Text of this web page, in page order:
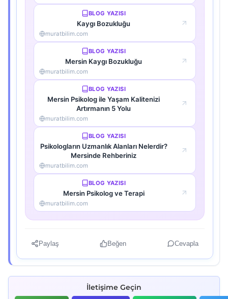
BLOG YAZISI
Kaygı Bozukluğu
muratbilim.com
BLOG YAZISI
Mersin Kaygı Bozukluğu
muratbilim.com
BLOG YAZISI
Mersin Psikolog ile Yaşam Kalitenizi
Artırmanın 5 Yolu
muratbilim.com
BLOG YAZISI
Psikologların Uzmanlık Alanları Nelerdir?
Mersinde Rehberiniz
muratbilim.com
BLOG YAZISI
Mersin Psikolog ve Terapi
muratbilim.com
Paylaş Beğen Cevapla
İletişime Geçin